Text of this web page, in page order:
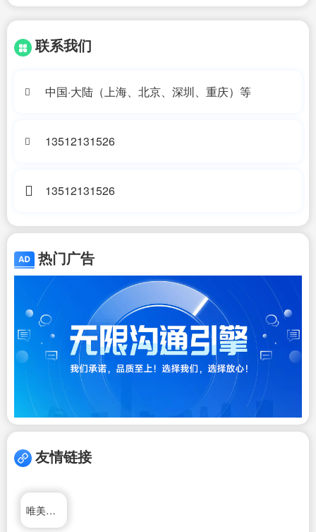
联系我们
中国·大陆（上海、北京、深圳、重庆）等
13512131526
13512131526
热门广告
友情链接
唯美意境网